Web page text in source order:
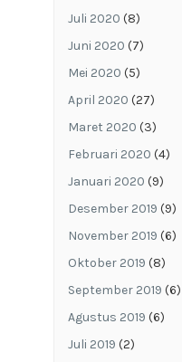
Juli 2020 (8)
Juni 2020 (7)
Mei 2020 (5)
April 2020 (27)
Maret 2020 (3)
Februari 2020 (4)
Januari 2020 (9)
Desember 2019 (9)
November 2019 (6)
Oktober 2019 (8)
September 2019 (6)
Agustus 2019 (6)
Juli 2019 (2)